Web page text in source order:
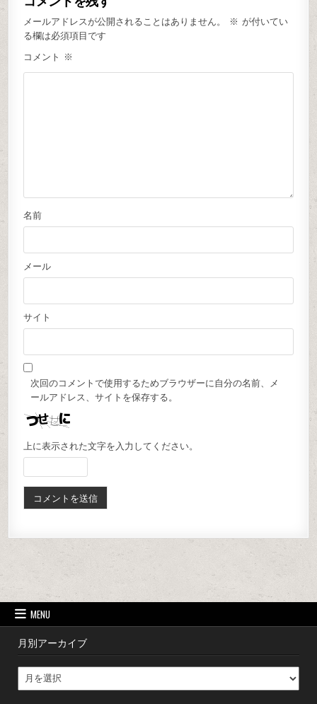
メールアドレスが公開されることはありません。 ※ が付いてい
る欄は必須項目です
コメント ※
名前
メール
サイト
次回のコメントで使用するためブラウザーに自分の名前、メ
ールアドレス、サイトを保存する。
上に表示された文字を入力してください。
MENU
月別アーカイブ